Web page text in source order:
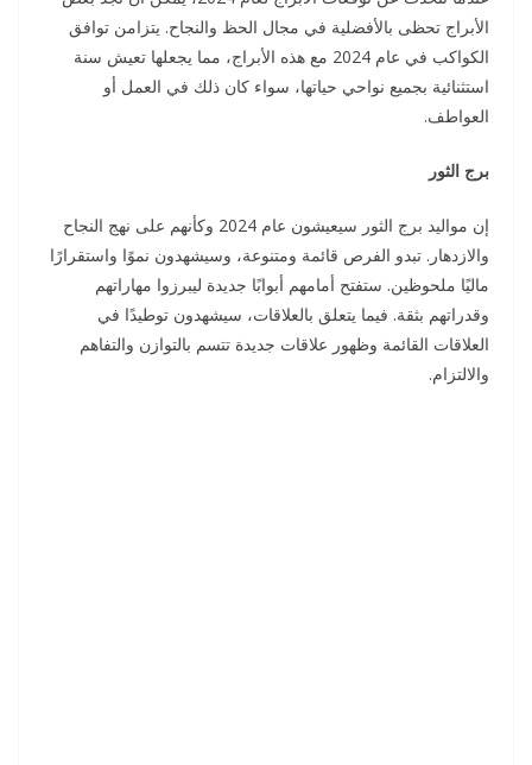
الأبراج تحظى بالأفضلية في مجال الحظ والنجاح. يتزامن توافق
الكواكب في عام 2024 مع هذه الأبراج، مما يجعلها تعيش سنة
استثنائية بجميع نواحي حياتها، سواء كان ذلك في العمل أو
العواطف.
برج الثور
إن مواليد برج الثور سيعيشون عام 2024 وكأنهم على نهج النجاح
والازدهار. تبدو الفرص قائمة ومتنوعة، وسيشهدون نموًا واستقرارًا
ماليًا ملحوظين. ستفتح أمامهم أبوابًا جديدة ليبرزوا مهاراتهم
وقدراتهم بثقة. فيما يتعلق بالعلاقات، سيشهدون توطيدًا في
العلاقات القائمة وظهور علاقات جديدة تتسم بالتوازن والتفاهم
والالتزام.